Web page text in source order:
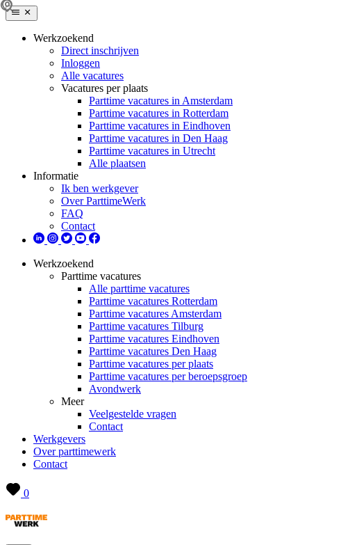
Werkzoekend
Direct inschrijven
Inloggen
Alle vacatures
Vacatures per plaats
Parttime vacatures in Amsterdam
Parttime vacatures in Rotterdam
Parttime vacatures in Eindhoven
Parttime vacatures in Den Haag
Parttime vacatures in Utrecht
Alle plaatsen
Informatie
Ik ben werkgever
Over ParttimeWerk
FAQ
Contact
Werkzoekend
Parttime vacatures
Alle parttime vacatures
Parttime vacatures Rotterdam
Parttime vacatures Amsterdam
Parttime vacatures Tilburg
Parttime vacatures Eindhoven
Parttime vacatures Den Haag
Parttime vacatures per plaats
Parttime vacatures per beroepsgroep
Avondwerk
Meer
Veelgestelde vragen
Contact
Werkgevers
Over parttimewerk
Contact
0